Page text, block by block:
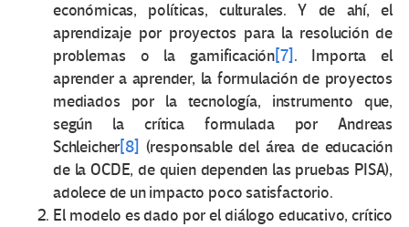
económicas, políticas, culturales. Y de ahí, el
aprendizaje por proyectos para la resolución de
problemas o la gamificación[7]. Importa el
aprender a aprender, la formulación de proyectos
mediados por la tecnología, instrumento que,
según la crítica formulada por Andreas
Schleicher[8] (responsable del área de educación
de la OCDE, de quien dependen las pruebas PISA),
adolece de un impacto poco satisfactorio.
El modelo es dado por el diálogo educativo, crítico